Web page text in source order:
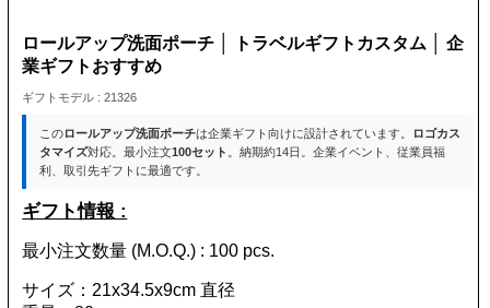
ロールアップ洗面ポーチ │ トラベルギフトカスタム │ 企
業ギフトおすすめ
ギフトモデル : 21326
このロールアップ洗面ポーチは企業ギフト向けに設計されています。
ロゴカス
タマイズ対応。最小注文100セット
。納期約14日。企業イベント、従業員福
利、取引先ギフトに最適です。
ギフト情報 :
最小注文数量 (M.O.Q.) : 100 pcs.
サイズ：21x34.5x9cm 直径